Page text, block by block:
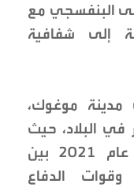
إلى البنفسجي مع
إلى شفافية
مدينة موغوك،
في البلاد، حيث
تشهد البلاد حربا أهلية منذ عام 2021 بين
الدفاع